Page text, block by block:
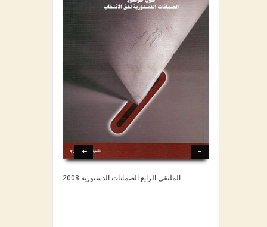
الملتقى الرابع الضمانات الدستورية 2008